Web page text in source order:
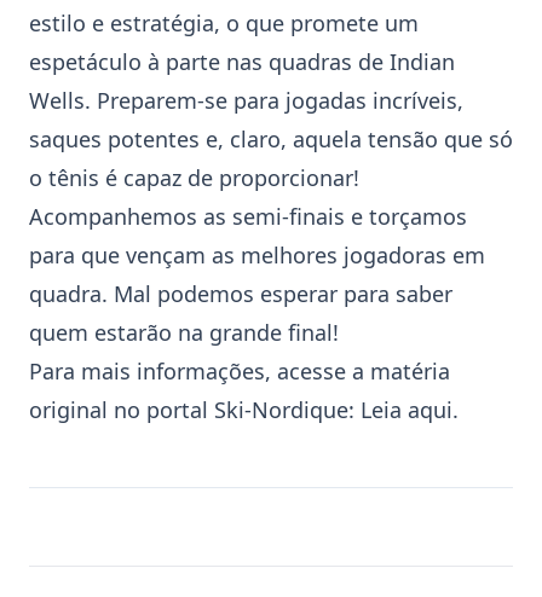
estilo e estratégia, o que promete um
espetáculo à parte nas quadras de Indian
Wells. Preparem-se para jogadas incríveis,
saques potentes e, claro, aquela tensão que só
o tênis é capaz de proporcionar!
Acompanhemos as semi-finais e torçamos
para que vençam as melhores jogadoras em
quadra. Mal podemos esperar para saber
quem estarão na grande final!
Para mais informações, acesse a matéria
original no portal Ski-Nordique: Leia aqui.